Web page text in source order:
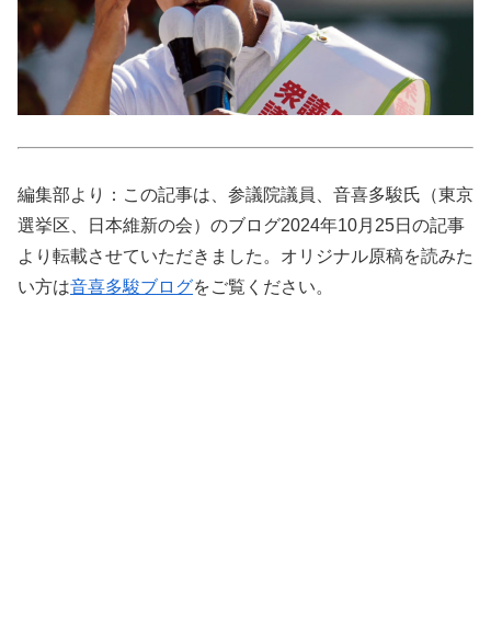
編集部より：この記事は、参議院議員、音喜多駿氏（東京
選挙区、日本維新の会）のブログ2024年10月25日の記事
より転載させていただきました。オリジナル原稿を読みた
い方は音喜多駿ブログをご覧ください。